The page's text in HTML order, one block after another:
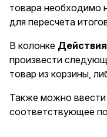
товара необходимо
для пересчета
В колонке Действия
произвести
товар из корзины,
Также можно ввести
соответствующее